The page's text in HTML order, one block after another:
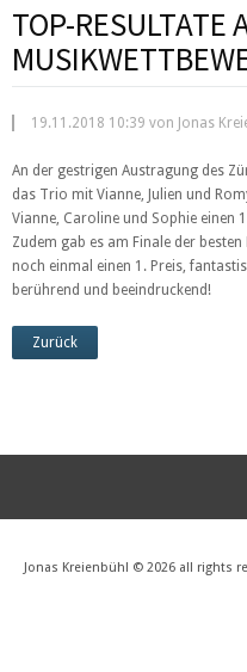
TOP-RESULTATE
19.11.2018 10:39 von Jonas
An der gestrigen Austragung des
das Trio mit Vianne, Julien und
Vianne, Caroline und Sophie einen
Zudem gab es am Finale der
noch einmal einen 1. Preis,
berührend und beeindruckend!
Zurück
Jonas Kreienbühl © 2026 all rights